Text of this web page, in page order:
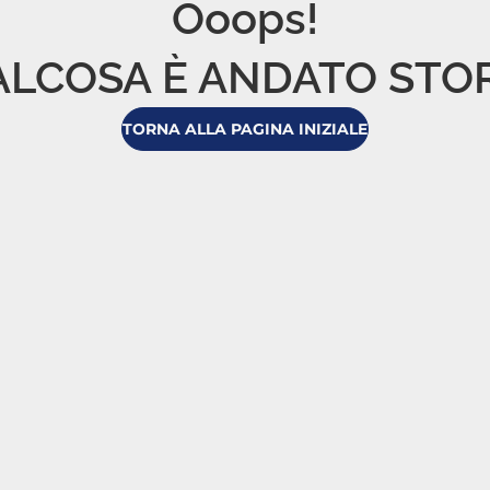
Ooops!
È ANDATO
TORNA ALLA PAGINA INIZIALE